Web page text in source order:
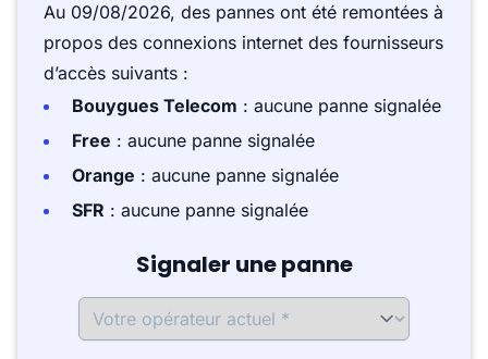
Au 09/08/2026, des pannes ont été remontées à
propos des connexions internet des fournisseurs
d’accès suivants :
Bouygues Telecom : aucune panne signalée
Free : aucune panne signalée
Orange : aucune panne signalée
SFR : aucune panne signalée
Signaler une panne